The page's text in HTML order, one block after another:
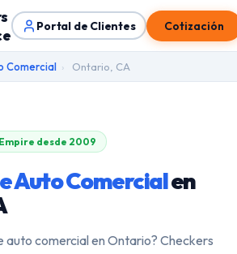
Portal de Clientes Cotización
Comercial › Ontario, CA
desde 2009
Auto Comercialen
auto comercial en Ontario? Checkers